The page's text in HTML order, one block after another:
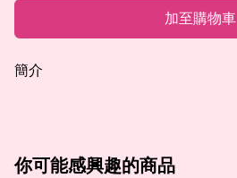
加至購物車
簡介
你可能感興趣的商品